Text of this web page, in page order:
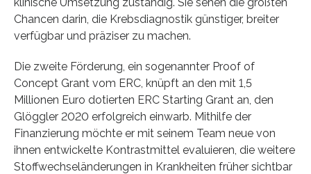
Chancen darin, die Krebsdiagnostik günstiger, breiter
verfügbar und präziser zu machen.
Die zweite Förderung, ein sogenannter Proof of
Concept Grant vom ERC, knüpft an den mit 1,5
Millionen Euro dotierten ERC Starting Grant an, den
Glöggler 2020 erfolgreich einwarb. Mithilfe der
Finanzierung möchte er mit seinem Team neue von
ihnen entwickelte Kontrastmittel evaluieren, die weitere
Stoffwechseländerungen in Krankheiten früher sichtbar